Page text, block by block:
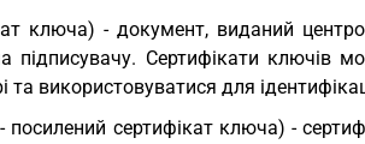
ключа) - документ, виданий
підписувачу. Сертифікати ключів
використовуватися для
сертифікат ключа) -